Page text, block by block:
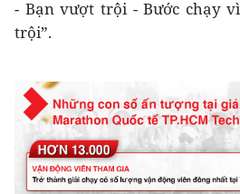
- Bạn vượt trội - Bước chạy
trội”.